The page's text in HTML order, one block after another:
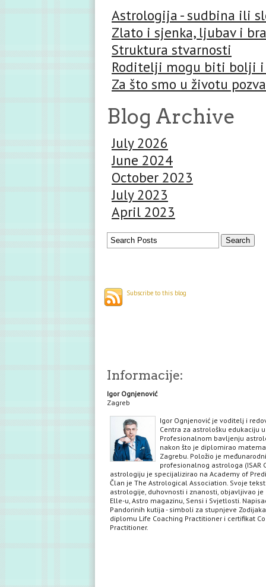
Astrologija - sudbina ili
Zlato i sjenka, ljubav i
Struktura stvarnosti
Roditelji mogu biti bolji
Za što smo u životu
Blog Archive
July 2026
June 2024
October 2023
July 2023
April 2023
Subscribe to this blog
Informacije:
Igor Ognjenović
Zagreb
Igor Ognjenović je voditelj i
Centra za astrološku edukaciju
Profesionalnom bavljenju
nakon što je diplomirao
Zagrebu. Položio je
profesionalnog astrologa (ISAR
astrologiju je specijalizirao na Academy of
Član je The Astrological Association. Svoje
astrologije, duhovnosti i znanosti, objavljivao je
Elle-u, Astro magazinu, Sensi i Svjetlosti.
Pandorinih kutija - simboli za stupnjeve
diplomu Life Coaching Practitioner i certifikat
Practitioner.